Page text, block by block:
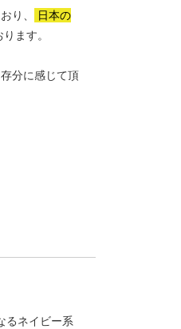
り、
日本の
ます。
分に感じて頂
るネイビー系